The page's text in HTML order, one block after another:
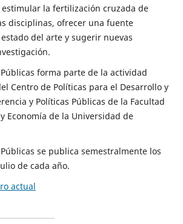
la fertilización cruzada de
disciplinas, ofrecer una fuente
del arte y sugerir nuevas
forma parte de la actividad
Centro de Políticas para el Desarrollo y
y Políticas Públicas de la Facultad
Economía de la Universidad de
se publica semestralmente los
de cada año.
actual